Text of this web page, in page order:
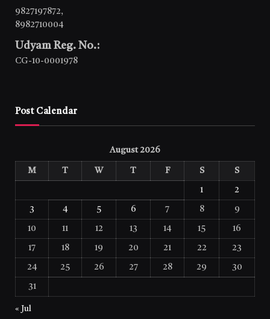
9827197872,
8982710004
Udyam Reg. No.:
CG-10-0001978
Post Calendar
August 2026
M T W T F S S
1 2
3 4 5 6 7 8 9
10 11 12 13 14 15 16
17 18 19 20 21 22 23
24 25 26 27 28 29 30
31
« Jul